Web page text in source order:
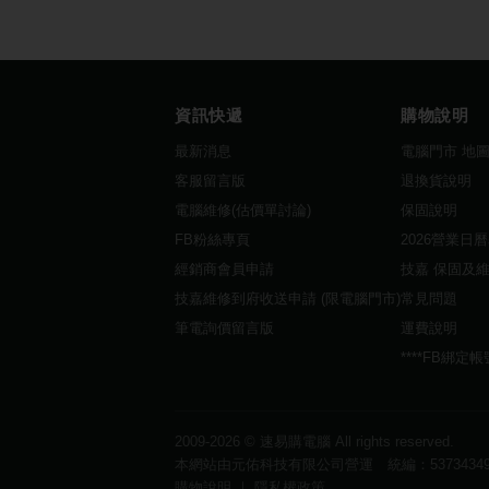
資訊快遞
最新消息
客服留言版
電腦維修(估價單討論)
FB粉絲專頁
經銷商會員申請
技嘉維修到府收送申請 (限電腦門市)
筆電詢價留言版
購物說明
電腦門市 地圖
退換貨說明
保固說明
2026營業日曆
技嘉 保固及
常見問題
運費說明
****FB綁定帳